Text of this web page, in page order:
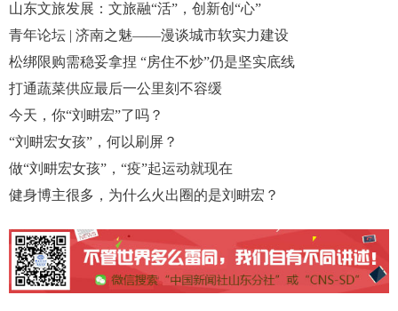
山东文旅发展：文旅融“活”，创新创“心”
青年论坛 | 济南之魅——漫谈城市软实力建设
松绑限购需稳妥拿捏 “房住不炒”仍是坚实底线
打通蔬菜供应最后一公里刻不容缓
今天，你“刘畊宏”了吗？
“刘畊宏女孩”，何以刷屏？
做“刘畊宏女孩”，“疫”起运动就现在
健身博主很多，为什么火出圈的是刘畊宏？